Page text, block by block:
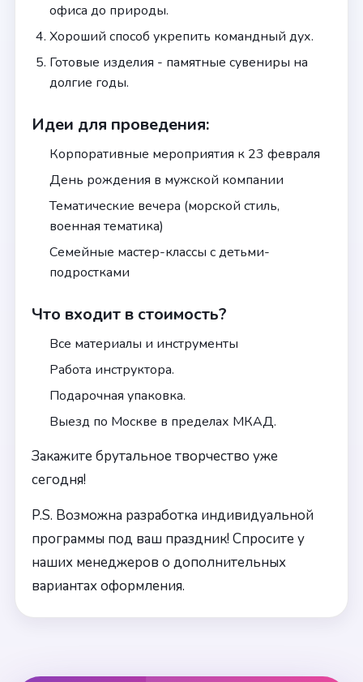
офиса до природы.
Хороший способ укрепить командный дух.
Готовые изделия - памятные сувениры на
долгие годы.
Идеи для проведения:
Корпоративные мероприятия к 23 февраля
День рождения в мужской компании
Тематические вечера (морской стиль,
военная тематика)
Семейные мастер-классы с детьми-
подростками
Что входит в стоимость?
Все материалы и инструменты
Работа инструктора.
Подарочная упаковка.
Выезд по Москве в пределах МКАД.
Закажите брутальное творчество уже
сегодня!
P.S. Возможна разработка индивидуальной
программы под ваш праздник! Спросите у
наших менеджеров о дополнительных
вариантах оформления.